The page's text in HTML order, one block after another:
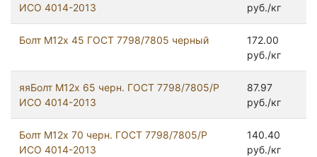
ИСО 4014-2013
руб./кг
Болт М12x 45 ГОСТ 7798/7805 черный
172.00
руб./кг
яяБолт М12х 65 черн. ГОСТ 7798/7805/Р
ИСО 4014-2013
87.97
руб./кг
Болт М12х 70 черн. ГОСТ 7798/7805/Р
ИСО 4014-2013
140.40
руб./кг